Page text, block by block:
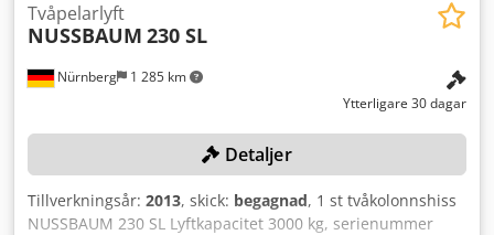
Nürnberg 1 285 km
Tvåpelarlyft
NUSSBAUM 230 SL
Ytterligare 30 dagar
Detaljer
Tillverkningsår: 2013, skick: begagnad, 1 st tvåkolonnshiss
NUSSBAUM 230 SL Lyftkapacitet 3000 kg, serienummer